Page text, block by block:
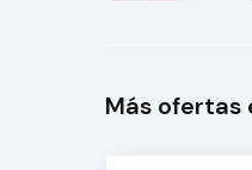
Más ofertas